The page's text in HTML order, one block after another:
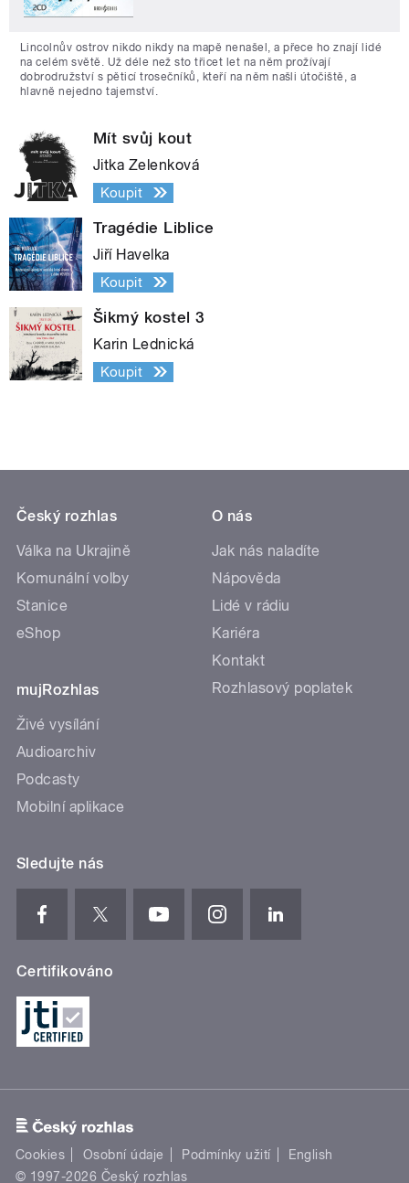
Lincolnův ostrov nikdo nikdy na mapě nenašel, a přece ho znají lidé
na celém světě. Už déle než sto třicet let na něm prožívají
dobrodružství s pěticí trosečníků, kteří na něm našli útočiště, a
hlavně nejedno tajemství.
Mít svůj kout
Jitka Zelenková
Koupit
Tragédie Liblice
Jiří Havelka
Koupit
Šikmý kostel 3
Karin Lednická
Koupit
Český rozhlas
Válka na Ukrajině
Komunální volby
Stanice
eShop
mujRozhlas
Živé vysílání
Audioarchiv
Podcasty
Mobilní aplikace
O nás
Jak nás naladíte
Nápověda
Lidé v rádiu
Kariéra
Kontakt
Rozhlasový poplatek
Sledujte nás
Certifikováno
Cookies Osobní údaje Podmínky užití
English
© 1997-2026 Český rozhlas